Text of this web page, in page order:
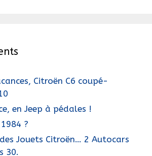
Citroën C6 coupé-
en Jeep à pédales !
?
Jouets Citroën… 2 Autocars
30.